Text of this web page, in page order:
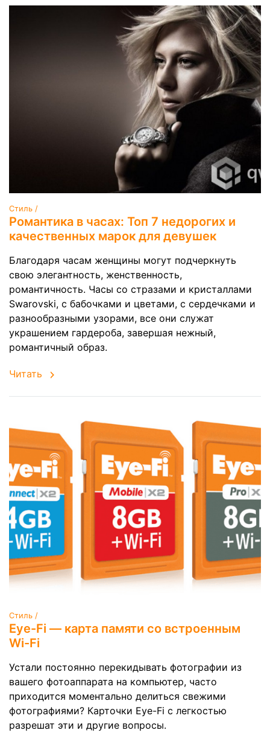
Стиль /
Романтика в часах: Топ 7 недорогих и
качественных марок для девушек
Благодаря часам женщины могут подчеркнуть
свою элегантность, женственность,
романтичность. Часы со стразами и кристаллами
Swarovski, с бабочками и цветами, с сердечками и
разнообразными узорами, все они служат
украшением гардероба, завершая нежный,
романтичный образ.
Читать
Стиль /
Eye-Fi — карта памяти со встроенным
Wi-Fi
Устали постоянно перекидывать фотографии из
вашего фотоаппарата на компьютер, часто
приходится моментально делиться свежими
фотографиями? Карточки Eye-Fi с легкостью
разрешат эти и другие вопросы.